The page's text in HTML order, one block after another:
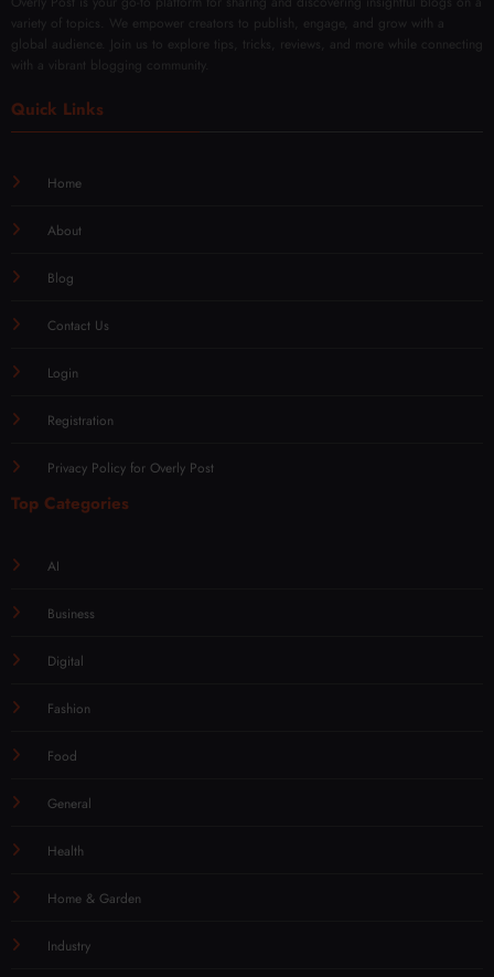
variety of topics. We empower creators to publish, engage, and grow with a
global audience. Join us to explore tips, tricks, reviews, and more while connecting
with a vibrant blogging community.
Quick Links
Home
About
Blog
Contact Us
Login
Registration
Privacy Policy for Overly Post
Top Categories
AI
Business
Digital
Fashion
Food
General
Health
Home & Garden
Industry